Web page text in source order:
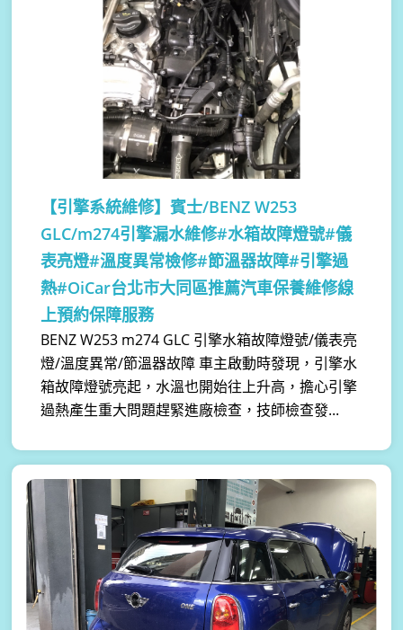
【引擎系統維修】賓士/BENZ W253
GLC/m274引擎漏水維修#水箱故障燈號#儀
表亮燈#溫度異常檢修#節溫器故障#引擎過
熱#OiCar台北市大同區推薦汽車保養維修線
上預約保障服務
BENZ W253 m274 GLC 引擎水箱故障燈號/儀表亮
燈/溫度異常/節溫器故障 車主啟動時發現，引擎水
箱故障燈號亮起，水溫也開始往上升高，擔心引擎
過熱產生重大問題趕緊進廠檢查，技師檢查發...